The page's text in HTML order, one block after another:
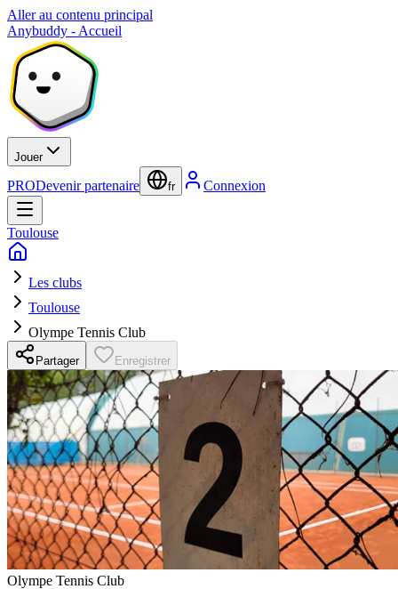
Aller au contenu principal
Anybuddy - Accueil
Jouer
PRODevenir partenaire fr Connexion
Toulouse
Les clubs
Toulouse
Olympe Tennis Club
Partager Enregistrer
Olympe Tennis Club